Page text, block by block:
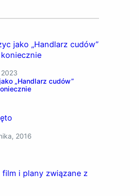
„Handlarz cudów”
2016